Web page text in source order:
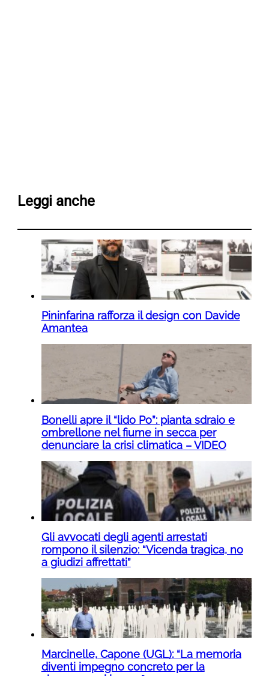
Leggi anche
Pininfarina rafforza il design con Davide
Amantea
Bonelli apre il “lido Po”: pianta sdraio e
ombrellone nel fiume in secca per
denunciare la crisi climatica – VIDEO
Gli avvocati degli agenti arrestati
rompono il silenzio: “Vicenda tragica, no
a giudizi affrettati”
Marcinelle, Capone (UGL): “La memoria
diventi impegno concreto per la